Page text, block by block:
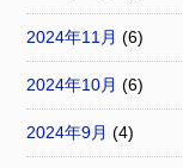
2024年11月 (6)
2024年10月 (6)
2024年9月 (4)